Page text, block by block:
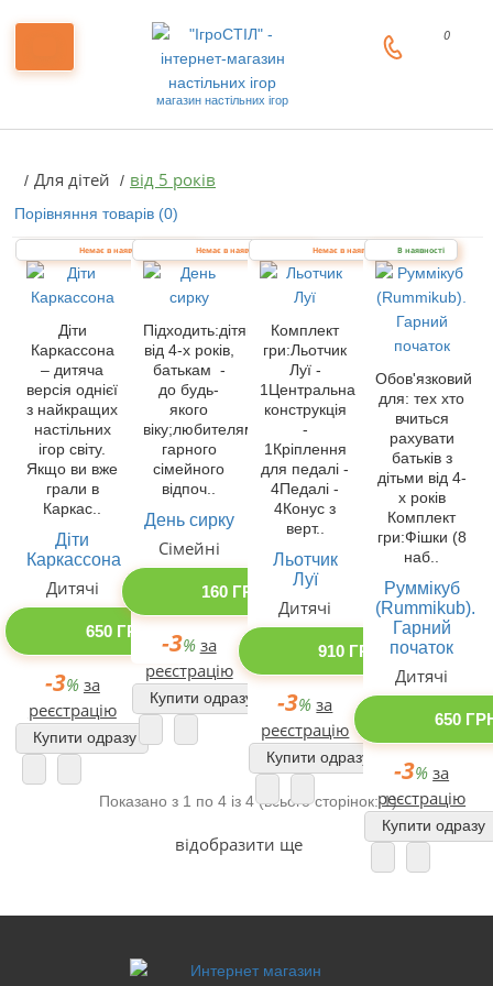
магазин настільних ігор
0
Для дітей від 5 років
Порівняння товарів (0)
Немає в наявності
Діти
Каркассона
– дитяча
версія однієї
з найкращих
настільних
ігор світу.
Якщо ви вже
грали в
Каркас..
Діти
Каркассона
Дитячі
650 ГРН
-3% за
реєстрацію
Купити одразу
Немає в наявності
Підходить:дітям
від 4-х років,
батькам -
до будь-
якого
віку;любителям
гарного
сімейного
відпоч..
День сирку
Сімейні
160 ГРН
-3% за
реєстрацію
Купити одразу
Немає в наявності
Комплект
гри:Льотчик
Луї -
1Центральна
конструкція
-
1Кріплення
для педалі -
4Педалі -
4Конус з
верт..
Льотчик
Луї
Дитячі
910 ГРН
-3% за
реєстрацію
Купити одразу
В наявності
Обов'язковий
для: тех хто
вчиться
рахувати
батьків з
дітьми від 4-
х років
Комплект
гри:Фішки (8
наб..
Руммікуб
(Rummikub).
Гарний
початок
Дитячі
650
-3% за
реєстрацію
Купити одразу
Показано з 1 по 4 із 4 (всього сторінок: 1)
відобразити ще